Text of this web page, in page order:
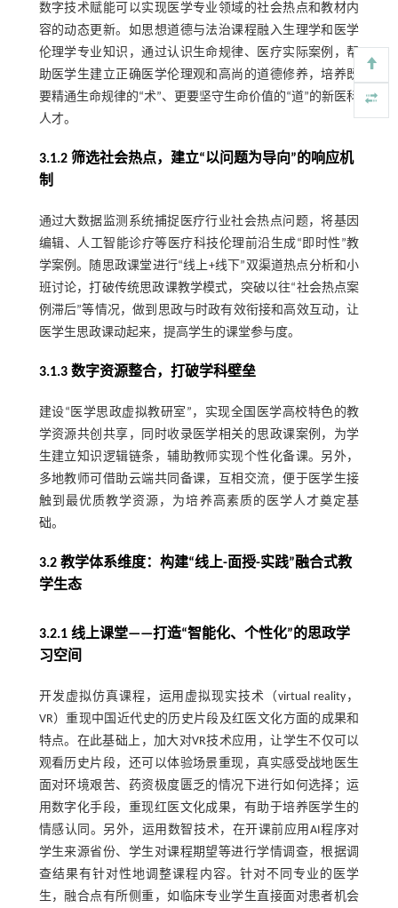
数字技术赋能可以实现医学专业领域的社会热点和教材内
容的动态更新。如思想道德与法治课程融入生理学和医学
伦理学专业知识，通过认识生命规律、医疗实际案例，帮
助医学生建立正确医学伦理观和高尚的道德修养，培养既
要精通生命规律的“术”、更要坚守生命价值的“道”的新医科
人才。
3.1.2 筛选社会热点，建立“以问题为导向”的响应机
制
通过大数据监测系统捕捉医疗行业社会热点问题，将基因
编辑、人工智能诊疗等医疗科技伦理前沿生成“即时性”教
学案例。随思政课堂进行“线上+线下”双渠道热点分析和小
班讨论，打破传统思政课教学模式，突破以往“社会热点案
例滞后”等情况，做到思政与时政有效衔接和高效互动，让
医学生思政课动起来，提高学生的课堂参与度。
3.1.3 数字资源整合，打破学科壁垒
建设“医学思政虚拟教研室”，实现全国医学高校特色的教
学资源共创共享，同时收录医学相关的思政课案例，为学
生建立知识逻辑链条，辅助教师实现个性化备课。另外，
多地教师可借助云端共同备课，互相交流，便于医学生接
触到最优质教学资源，为培养高素质的医学人才奠定基
础。
3.2 教学体系维度：构建“线上-面授-实践”融合式教
学生态
3.2.1 线上课堂——打造“智能化、个性化”的思政学
习空间
开发虚拟仿真课程，运用虚拟现实技术（virtual reality，
VR）重现中国近代史的历史片段及红医文化方面的成果和
特点。在此基础上，加大对VR技术应用，让学生不仅可以
观看历史片段，还可以体验场景重现，真实感受战地医生
面对环境艰苦、药资极度匮乏的情况下进行如何选择；运
用数字化手段，重现红医文化成果，有助于培养医学生的
情感认同。另外，运用数智技术，在开课前应用AI程序对
学生来源省份、学生对课程期望等进行学情调查，根据调
查结果有针对性地调整课程内容。针对不同专业的医学
生，融合点有所侧重，如临床专业学生直接面对患者机会